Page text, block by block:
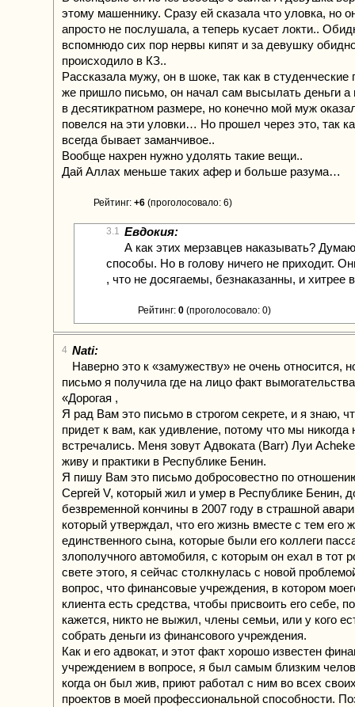
этому машеннику. Сразу ей сказала что уловка, но
апросто не послушала, а теперь кусает локти..
вспомнюдо сих пор нервы кипят и за девушку
происходило в КЗ..
Рассказала мужу, он в шоке, так как в студенческие
же пришло письмо, он начал сам высылать деньги а
в десятикратном размере, но конечно мой муж
повелся на эти уловки… Но прошел через это, так
всегда бывает заманчивое..
Вообще нахрен нужно удолять такие вещи..
Дай Аллах меньше таких афер и больше разума…
Рейтинг: +6 (проголосовало: 6)
3.1 Евдокия:
А как этих мерзавцев наказывать?
способы. Но в голову ничего не приходит.
, что не досягаемы, безнаказанны, и хитрее
Рейтинг: 0 (проголосовало: 0)
4 Nati:
Наверно это к «замужеству» не очень относится,
письмо я получила где на лицо факт
«Дорогая ,
Я рад Вам это письмо в строгом секрете, и я знаю,
придет к вам, как удивление, потому что мы никогда
встречались. Меня зовут Адвоката (Barr) Луи
живу и практики в Республике Бенин.
Я пишу Вам это письмо добросовестно по
Сергей V, который жил и умер в Республике Бенин,
безвременной кончины в 2007 году в страшной
который утверждал, что его жизнь вместе с тем его
единственного сына, которые были его коллеги
злополучного автомобиля, с которым он ехал в тот
свете этого, я сейчас столкнулась с новой
вопрос, что финансовые учреждения, в котором
клиента есть средства, чтобы присвоить его себе,
кажется, никто не выжил, члены семьи, или у кого
собрать деньги из финансового учреждения.
Как и его адвокат, и этот факт хорошо известен
учреждением в вопросе, я был самым близким
когда он был жив, приют работал с ним во всех
проектов в моей профессиональной способности.